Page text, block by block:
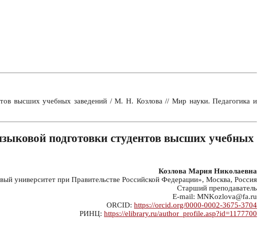
высших учебных заведений / М. Н. Козлова // Мир науки. Педагогика и
подготовки студентов высших учебных
Козлова Мария Николаевна
университет при Правительстве Российской Федерации», Москва, Россия
Старший преподаватель
E-mail: MNKozlova@fa.ru
ORCID: https://orcid.org/0000-0002-3675-3704
РИНЦ: https://elibrary.ru/author_profile.asp?id=1177700